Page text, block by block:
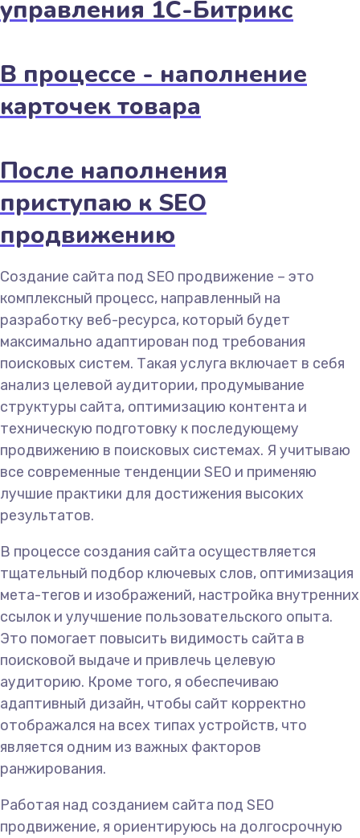
управления 1С-Битрикс
В процессе - наполнение
карточек товара
После наполнения
приступаю к SEO
продвижению
Создание сайта под SEO продвижение – это
комплексный процесс, направленный на
разработку веб-ресурса, который будет
максимально адаптирован под требования
поисковых систем. Такая услуга включает в себя
анализ целевой аудитории, продумывание
структуры сайта, оптимизацию контента и
техническую подготовку к последующему
продвижению в поисковых системах. Я учитываю
все современные тенденции SEO и применяю
лучшие практики для достижения высоких
результатов.
В процессе создания сайта осуществляется
тщательный подбор ключевых слов, оптимизация
мета-тегов и изображений, настройка внутренних
ссылок и улучшение пользовательского опыта.
Это помогает повысить видимость сайта в
поисковой выдаче и привлечь целевую
аудиторию. Кроме того, я обеспечиваю
адаптивный дизайн, чтобы сайт корректно
отображался на всех типах устройств, что
является одним из важных факторов
ранжирования.
Работая над созданием сайта под SEO
продвижение, я ориентируюсь на долгосрочную